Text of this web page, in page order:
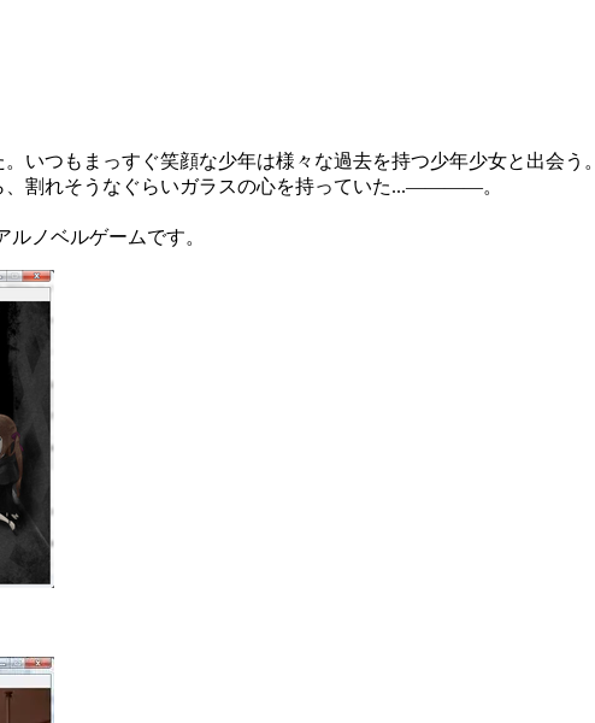
いつもまっすぐ笑顔な少年は様々な過去を持つ少年少女と出会う。
、割れそうなぐらいガラスの心を持っていた...――――。
ノベルゲームです。